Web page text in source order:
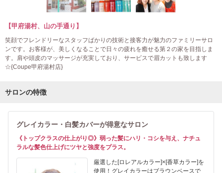
【甲府湯村、山の手通り】
笑顔でフレンドリーなスタッフばかりの技術と接客力が魅力のファミリーサロ
ンです。お客様が、美しくなることで日々の疲れを癒せる第２の家を目指しま
す。肩や頭皮のマッサージが充実しており、サービスで眉カットも致します
☆{Coupe甲府湯村店}
サロンの特徴
グレイカラー・白髪カバーが得意なサロン
《トップクラスの仕上がり◎》弱った髪にハリ・コシを与え、ナチュ
ラルな髪色仕上げにツヤと強度をプラス。
厳選した[ロレアルカラー]×[香草カラー]を
使用！グレイカラーはブラウンベースで